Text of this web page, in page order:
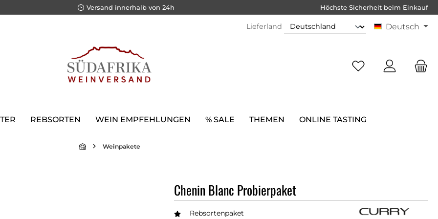
Versand innerhalb von 24h Höchste Sicherheit beim Einkauf
Lieferland Deutsch
REBSORTEN WEIN EMPFEHLUNGEN % SALE THEMEN ONLINE TASTING
Weinpakete
Chenin Blanc Probierpaket
Rebsortenpaket